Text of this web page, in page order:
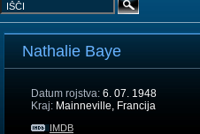
Nathalie Baye
Datum rojstva: 6. 07. 1948
Kraj: Mainneville, Francija
IMDB